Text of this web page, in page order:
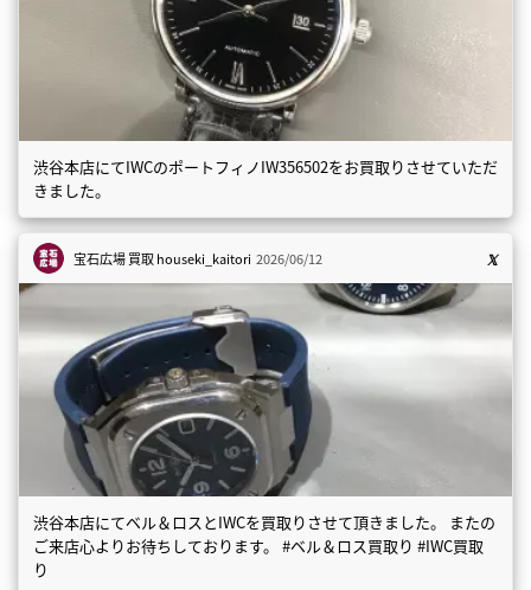
渋谷本店にてIWCのポートフィノIW356502をお買取りさせていただ
きました。
宝石広場 買取houseki_kaitori 2026/06/12
渋谷本店にてベル＆ロスとIWCを買取りさせて頂きました。 またの
ご来店心よりお待ちしております。 #ベル＆ロス買取り #IWC買取
り